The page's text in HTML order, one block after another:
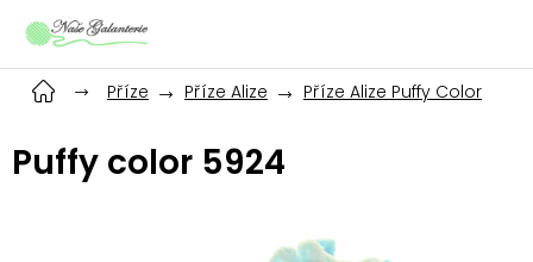
Příze
Příze Alize Příze Alize Puffy Color
Puffy color 5924